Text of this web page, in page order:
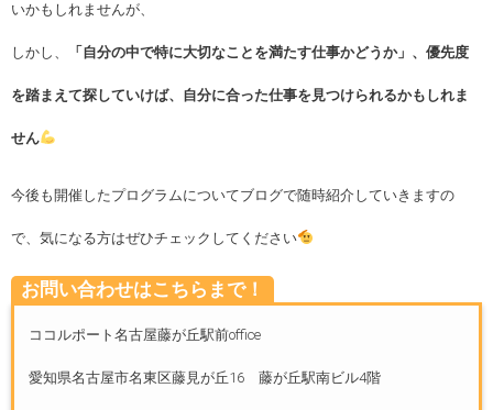
いかもしれませんが、
しかし、 「自分の中で特に大切なことを満たす仕事かどうか」、優先度
を踏まえて探していけば、自分に合った仕事を見つけられるかもしれま
せん
今後も開催したプログラムについてブログで随時紹介していきますの
で、気になる方はぜひチェックしてください
お問い合わせはこちらまで！
ココルポート名古屋藤が丘駅前office
愛知県名古屋市名東区藤見が丘16 藤が丘駅南ビル4階